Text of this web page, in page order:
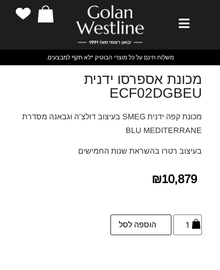
משלוח חינם על כל מוצרי הבוטיק *לא תקף למבצעים.
מכונת אספרסו ידנית
ECF02DGBEU
מכונת קפה ידנית SMEG בעיצוב דולצ’ה וגבאנה מסדרת
BLU MEDITERRANE
בעיצוב רטרו בהשראת שנות החמישים
₪10,879
הוספה לסל